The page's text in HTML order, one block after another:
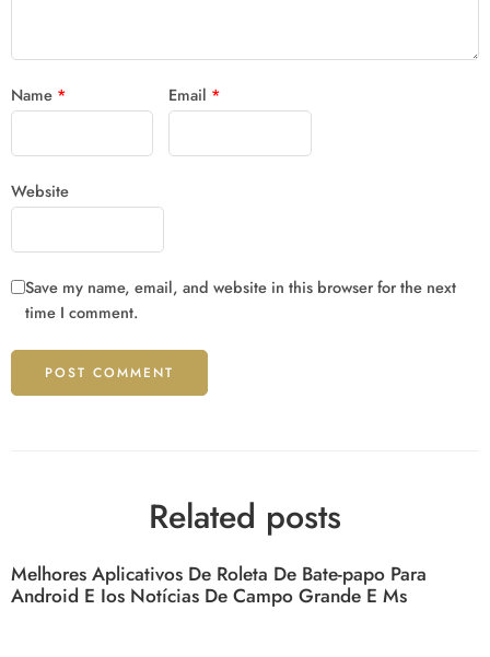
Name * Email *
Website
Save my name, email, and website in this browser for the next
time I comment.
Related posts
Melhores Aplicativos De Roleta De Bate-papo Para
Android E Ios Notícias De Campo Grande E Ms